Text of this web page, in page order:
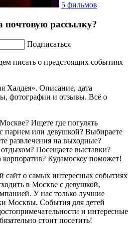
5 фильмов
почтовую рассылку?
Подписаться
писать о предстоящих событиях
Халдея». Описание, дата
фотографии и отзывы. Всё о
Ищете где погулять
парнем или девушкой? Выбираете
развлечения на выходные?
Посещаете выставки?
корпоратив? Кудамоскоу поможет!
сайт о самых интересных событиях
в Москве с девушкой,
У нас только лучшие
Москвы. События для детей
и интересные
стоит посетить!